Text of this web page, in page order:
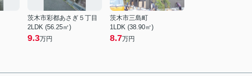
茨木市彩都あさぎ５丁目
2LDK (56.25㎡)
9.3万円
茨木市三島町
1LDK (38.90㎡)
8.7万円